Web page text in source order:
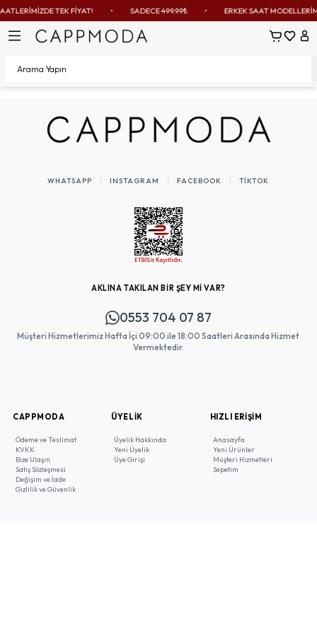
TEK FİYAT! SADECE 499.99₺ ERKEK SAAT
Sepetim
WHATSAPP INSTAGRAM FACEBOOK TIKTOK
AKLINA TAKILAN BİR ŞEY Mİ VAR?
0553 704 07 87
Müşteri Hizmetlerimiz Hafta İçi 09:00 ile 18:00 Saatleri Arasında Hizmet
Vermektedir.
CAPPMODA
Ödeme ve Teslimat
KVKK
Bize Ulaşın
Satış Sözleşmesi
Değişim ve İade
Gizlilik ve Güvenlik
ÜYELIK
Üyelik Hakkında
Yeni Üyelik
Üye Girişi
HIZLI ERIŞIM
Anasayfa
Yeni Ürünler
Müşteri Hizmetleri
Sepetim